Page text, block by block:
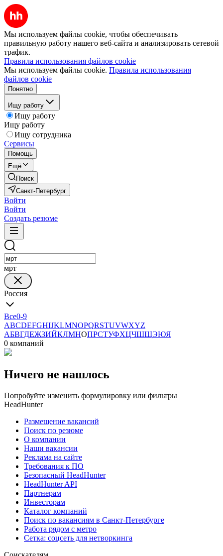
Мы используем файлы cookie, чтобы обеспечивать
правильную работу нашего веб-сайта и анализировать сетевой
трафик.
Правила использования файлов cookie
Мы используем файлы cookie. Правила использования
файлов cookie
Понятно
Ищу работу
Ищу работу
Ищу работу
Ищу сотрудника
Сервисы
Помощь
Ещё
Поиск
Санкт-Петербург
Войти
Войти
Создать резюме
мрт
Россия
Все0-9
ABCDEFGHIJKLMNOPQRSTUVWXYZ
АБВГДЕЖЗИЙКЛМНОПРСТУФХЦЧШЩЭЮЯ
0 компаний
Ничего не нашлось
Попробуйте изменить формулировку или фильтры
HeadHunter
Размещение вакансий
Поиск по резюме
О компании
Наши вакансии
Реклама на сайте
Требования к ПО
Безопасный HeadHunter
HeadHunter API
Партнерам
Инвесторам
Каталог компаний
Поиск по вакансиям в Санкт-Петербурге
Работа рядом с метро
Сетка: соцсеть для нетворкинга